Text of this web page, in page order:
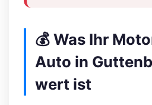
💰 Was Ihr
Auto in
wert ist